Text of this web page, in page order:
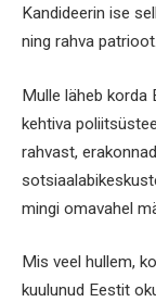
Kandideerin ise
ning rahva patrioot.
Mulle läheb korda
kehtiva
rahvast,
mingi omavahel
Mis veel hullem,
kuulunud Eestit